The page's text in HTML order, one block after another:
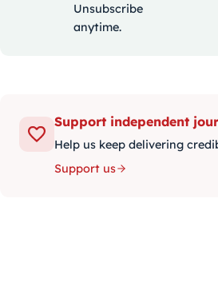
Unsubscribe
anytime.
Support independent
Help us keep delivering
Support us